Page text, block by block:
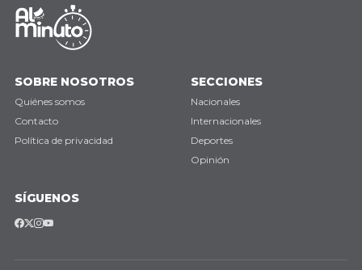
SOBRE NOSOTROS
Quiénes somos
Contacto
Política de privacidad
SECCIONES
Nacionales
Internacionales
Deportes
Opinión
SÍGUENOS